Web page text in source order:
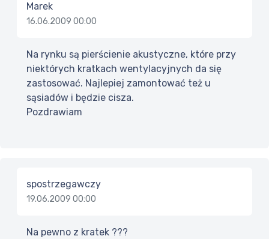
Marek
16.06.2009 00:00
Na rynku są pierścienie akustyczne, które przy
niektórych kratkach wentylacyjnych da się
zastosować. Najlepiej zamontować też u
sąsiadów i będzie cisza.
Pozdrawiam
spostrzegawczy
19.06.2009 00:00
Na pewno z kratek ???